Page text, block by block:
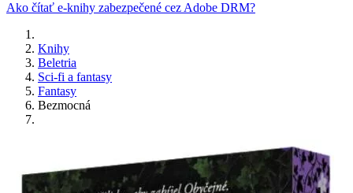
Ako čítať e-knihy zabezpečené cez Adobe DRM?
Knihy
Beletria
Sci-fi a fantasy
Fantasy
Bezmocná